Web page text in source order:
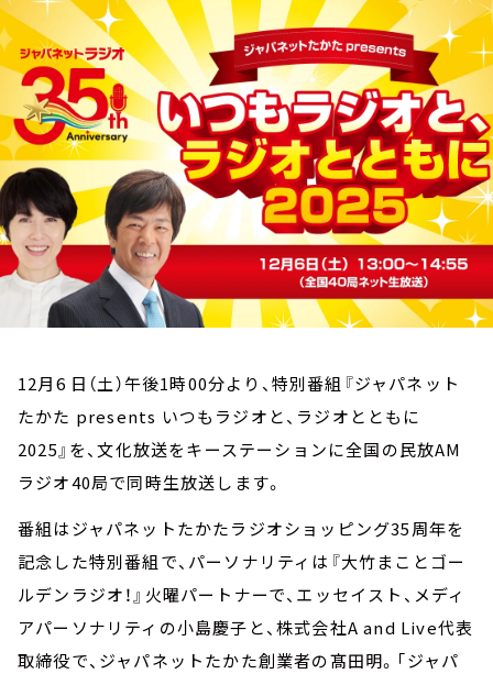
YouTube
会社情報
12月6 日（土）午後1時00分より、特別番組『ジャパネット
たかた presents いつもラジオと、ラジオとともに
2025』を、文化放送をキーステーションに全国の民放AM
ラジオ40局で同時生放送します。
番組はジャパネットたかたラジオショッピング35周年を
記念した特別番組で、パーソナリティは『大竹まことゴー
ルデンラジオ！』火曜パートナーで、エッセイスト、メディ
アパーソナリティの小島慶子と、株式会社A and Live代表
取締役で、ジャパネットたかた創業者の髙田明。「ジャパ